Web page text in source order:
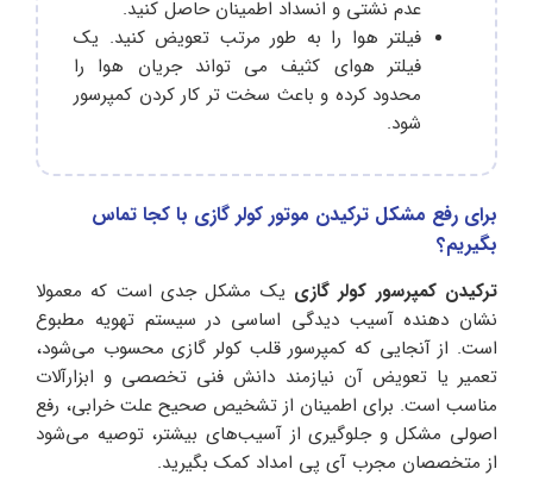
عدم نشتی و انسداد اطمینان حاصل کنید.
فیلتر هوا را به طور مرتب تعویض کنید. یک
فیلتر هوای کثیف می تواند جریان هوا را
محدود کرده و باعث سخت تر کار کردن کمپرسور
شود.
برای رفع مشکل ترکیدن موتور کولر گازی با کجا تماس
بگیریم؟
ترکیدن کمپرسور کولر گازی یک مشکل جدی است که معمولا
نشان‌ دهنده آسیب دیدگی اساسی در سیستم تهویه مطبوع
است. از آنجایی که کمپرسور قلب کولر گازی محسوب می‌شود،
تعمیر یا تعویض آن نیازمند دانش فنی تخصصی و ابزارآلات
مناسب است. برای اطمینان از تشخیص صحیح علت خرابی، رفع
اصولی مشکل و جلوگیری از آسیب‌های بیشتر، توصیه می‌شود
از متخصصان مجرب آی پی امداد کمک بگیرید.